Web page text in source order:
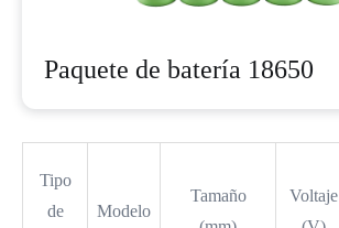
Paquete de batería 18650
Tipo
de
Modelo
Tamaño
Voltaje